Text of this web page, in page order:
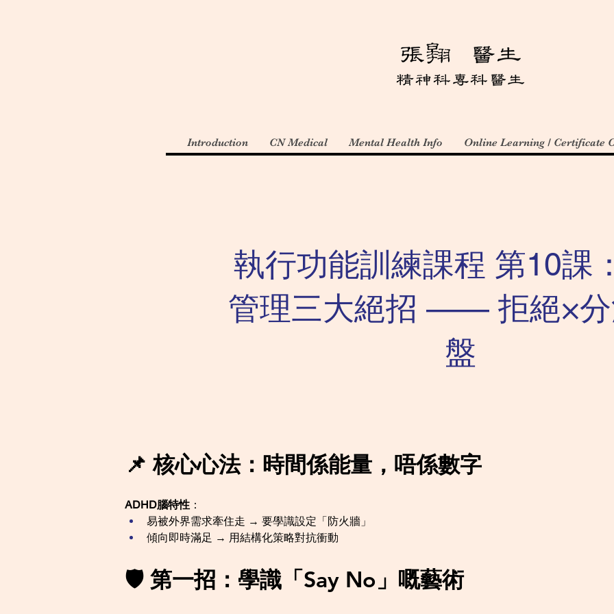
Introduction CN Medical Mental Health Info Online Learning / Certificate
執行功能訓練課程 第10課
管理三大絕招 —— 拒絕×
盤
📌 核心心法：時間係能量，唔係數字
ADHD腦特性 ：
易被外界需求牽住走 → 要學識設定「防火牆」
傾向即時滿足 → 用結構化策略對抗衝動
🛡️ 第一招：學識「Say No」嘅藝術